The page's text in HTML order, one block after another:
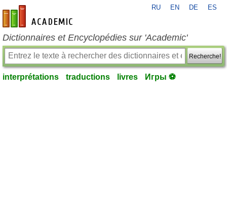
fr-academic.com
RU EN DE ES
Dictionnaires et Encyclopédies sur 'Academic'
Recherche!
interprétations traductions livres Игры ⚽